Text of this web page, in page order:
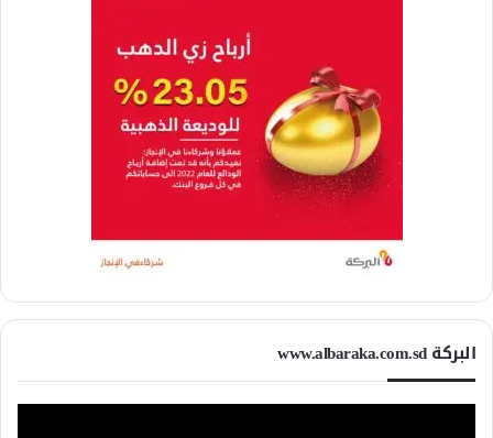
البركة www.albaraka.com.sd